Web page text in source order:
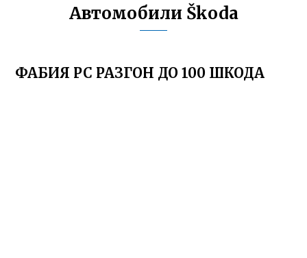
Автомобили Škoda
ФАБИЯ РС РАЗГОН ДО 100 ШКОДА